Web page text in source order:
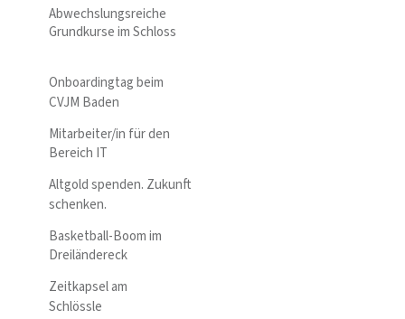
Abwechslungsreiche
Grundkurse im Schloss
Onboardingtag beim
CVJM Baden
Mitarbeiter/in für den
Bereich IT
Altgold spenden. Zukunft
schenken.
Basketball-Boom im
Dreiländereck
Zeitkapsel am
Schlössle